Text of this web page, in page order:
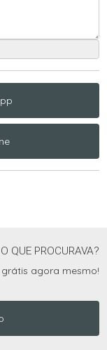
QUE PROCURAVA?
agora mesmo!